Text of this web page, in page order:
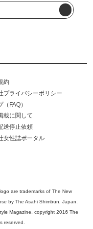
約
プライバシーポリシー
（FAQ）
載に関して
送停止依頼
女性誌ポータル
are trademarks of The New
by The Asahi Shimbun, Japan.
Magazine, copyright 2016 The
reserved.